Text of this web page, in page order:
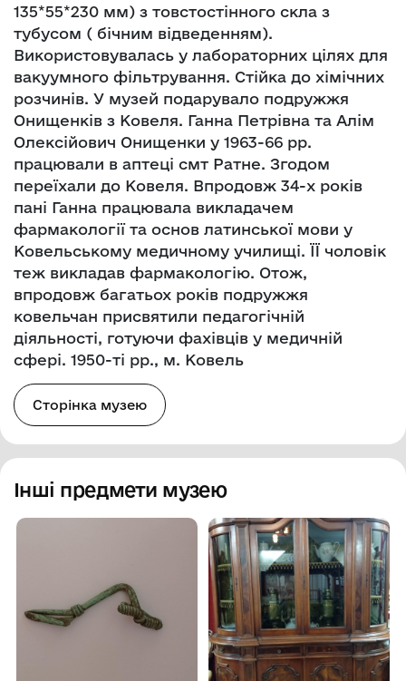
135*55*230 мм) з товстостінного скла з
тубусом ( бічним відведенням).
Використовувалась у лабораторних цілях для
вакуумного фільтрування. Стійка до хімічних
розчинів. У музей подарувало подружжя
Онищенків з Ковеля. Ганна Петрівна та Алім
Олексійович Онищенки у 1963-66 рр.
працювали в аптеці смт Ратне. Згодом
переїхали до Ковеля. Впродовж 34-х років
пані Ганна працювала викладачем
фармакології та основ латинської мови у
Ковельському медичному училищі. ЇЇ чоловік
теж викладав фармакологію. Отож,
впродовж багатьох років подружжя
ковельчан присвятили педагогічній
діяльності, готуючи фахівців у медичній
сфері. 1950-ті рр., м. Ковель
Сторінка музею
Інші предмети музею